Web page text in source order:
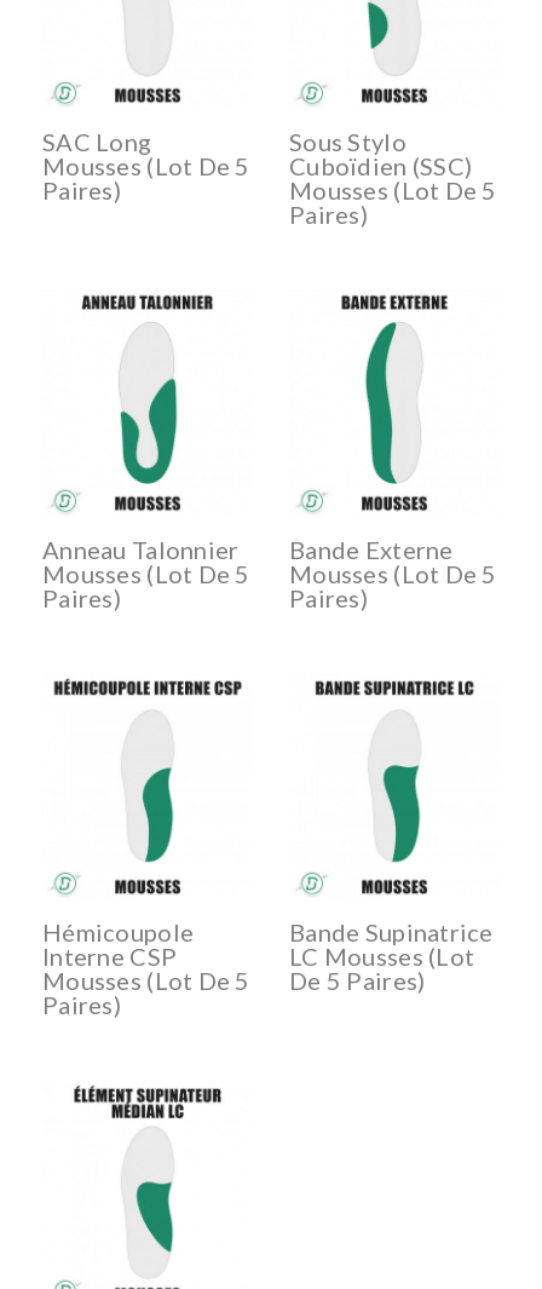
SAC Long
Mousses (lot De 5
Paires)
Sous Stylo
Cuboïdien (SSC)
Mousses (lot De 5
Paires)
Anneau Talonnier
Mousses (lot De 5
Paires)
Bande Externe
Mousses (lot De 5
Paires)
Hémicoupole
Interne CSP
Mousses (lot De 5
Paires)
Bande Supinatrice
LC Mousses (lot
De 5 Paires)